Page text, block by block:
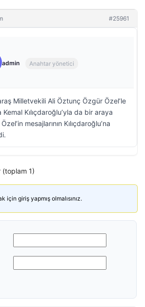
#25961
admin Anahtar yönetici
Milletvekili Ali Öztunç Özgür Özel’le
Kılıçdaroğlu’yla da bir araya
mesajlarının Kılıçdaroğlu’na
(toplam 1)
için giriş yapmış olmalısınız.